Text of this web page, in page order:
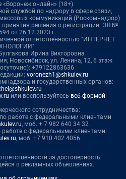
«Воронеж онлайн» (18+)
службой по надзору в сфере связи,
коммуникаций (Роскомнадзор)
принятия решения о регистрации: ЭЛ №
от 26.12.2023 г.
ответственностью "ИНТЕРНЕТ
Ирина Викторовна
Новосибирск, ул. Ленина, 12, 6 этаж
+79122863636
voronezh1@shkulev.ru
и государственных органов:
или воспользуйтесь веб-формой
сотрудничества:
работе с федеральными клиентами
, моб. + 7 982 640 34 32
работе с федеральными клиентами
, моб. +7 910 402 4056
за достоверность
в рекламных объявлениях.